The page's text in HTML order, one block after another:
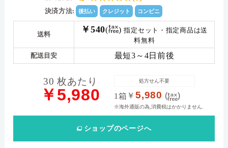
決済方法: 後払い クレジット コンビニ
送料 ￥540( )指定セット・指定商品は送
料無料
配送目安 最短3～4日前後
30 枚あたり
￥5,980 1箱 ￥5,980 ( )
※海外通販の為,消費税はかかりません.
処方せん不要
ショップのページへ